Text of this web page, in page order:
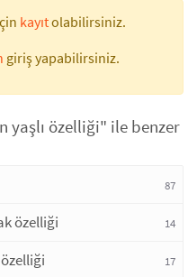
kayıtolabilirsiniz.
giriş yapabilirsiniz.
yaşlı özelliği" ile benzer
87
özelliği 14
17